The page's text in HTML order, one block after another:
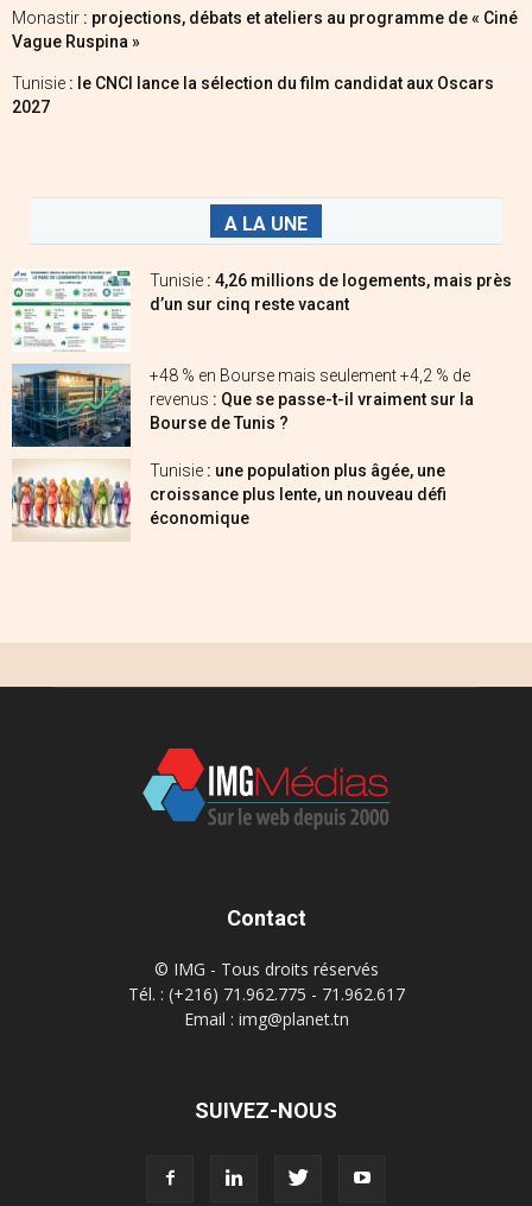
Monastir : projections, débats et ateliers au programme de « Ciné
Vague Ruspina »
Tunisie : le CNCI lance la sélection du film candidat aux Oscars
2027
A LA UNE
Tunisie : 4,26 millions de logements, mais près
d’un sur cinq reste vacant
+48 % en Bourse mais seulement +4,2 % de
revenus : Que se passe-t-il vraiment sur la
Bourse de Tunis ?
Tunisie : une population plus âgée, une
croissance plus lente, un nouveau défi
économique
Contact
© IMG - Tous droits réservés
Tél. : (+216) 71.962.775 - 71.962.617
Email : img@planet.tn
SUIVEZ-NOUS